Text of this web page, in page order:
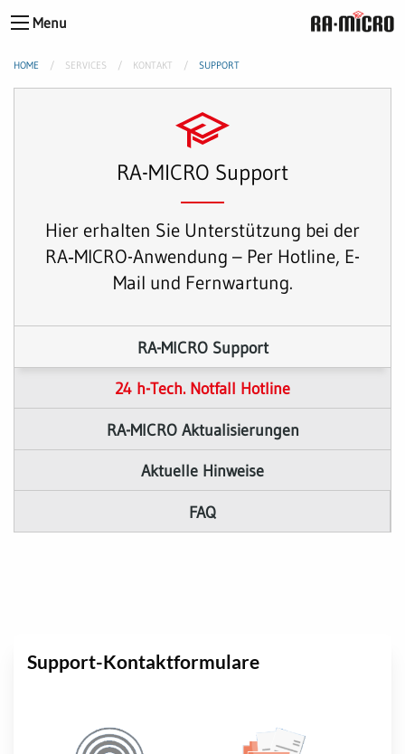
Menu
HOME SERVICES KONTAKT SUPPORT
RA-MICRO Support
Hier erhalten Sie Unterstützung bei der
RA‑MICRO-Anwendung – Per Hotline, E-
Mail und Fernwartung.
RA-MICRO Support
24 h-Tech. Notfall Hotline
RA-MICRO Aktualisierungen
Aktuelle Hinweise
FAQ
Support-Kontaktformulare